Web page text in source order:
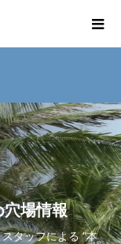
場情報
タッフによる “本